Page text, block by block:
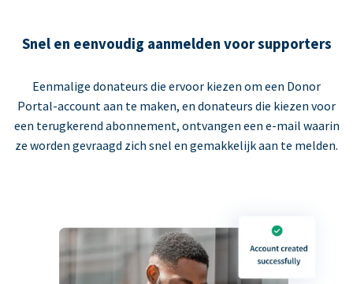
Snel en eenvoudig aanmelden voor supporters
Eenmalige donateurs die ervoor kiezen om een Donor
Portal-account aan te maken, en donateurs die kiezen voor
een terugkerend abonnement, ontvangen een e-mail waarin
ze worden gevraagd zich snel en gemakkelijk aan te melden.